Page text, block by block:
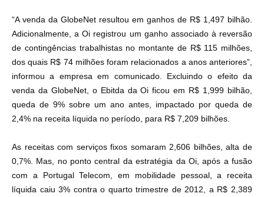
“A venda da GlobeNet resultou em ganhos de R$ 1,497 bilhão.
Adicionalmente, a Oi registrou um ganho associado à reversão
de contingências trabalhistas no montante de R$ 115 milhões,
dos quais R$ 74 milhões foram relacionados a anos anteriores”,
informou a empresa em comunicado. Excluindo o efeito da
venda da GlobeNet, o Ebitda da Oi ficou em R$ 1,999 bilhão,
queda de 9% sobre um ano antes, impactado por queda de
2,4% na receita líquida no período, para R$ 7,209 bilhões.
As receitas com serviços fixos somaram 2,606 bilhões, alta de
0,7%. Mas, no ponto central da estratégia da Oi, após a fusão
com a Portugal Telecom, em mobilidade pessoal, a receita
líquida caiu 3% contra o quarto trimestre de 2012, a R$ 2,389